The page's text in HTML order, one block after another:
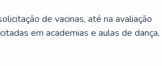
de vacinas, até na avaliação
em academias e aulas de dança,